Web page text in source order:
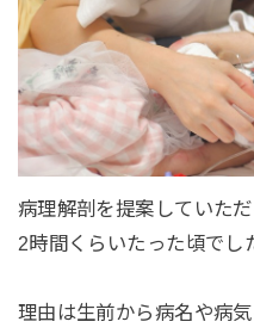
病理解剖を提案していた
2時間くらいたった頃でし
理由は生前から病名や病